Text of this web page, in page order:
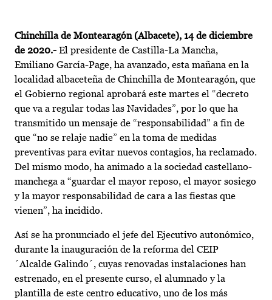
Chinchilla de Montearagón (Albacete), 14 de diciembre
de 2020.- El presidente de Castilla-La Mancha,
Emiliano García-Page, ha avanzado, esta mañana en la
localidad albaceteña de Chinchilla de Montearagón, que
el Gobierno regional aprobará este martes el “decreto
que va a regular todas las Navidades”, por lo que ha
transmitido un mensaje de “responsabilidad” a fin de
que “no se relaje nadie” en la toma de medidas
preventivas para evitar nuevos contagios, ha reclamado.
Del mismo modo, ha animado a la sociedad castellano-
manchega a “guardar el mayor reposo, el mayor sosiego
y la mayor responsabilidad de cara a las fiestas que
vienen”, ha incidido.
Así se ha pronunciado el jefe del Ejecutivo autonómico,
durante la inauguración de la reforma del CEIP
´Alcalde Galindo´, cuyas renovadas instalaciones han
estrenado, en el presente curso, el alumnado y la
plantilla de este centro educativo, uno de los más